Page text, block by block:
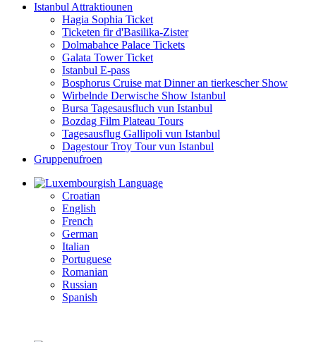
Istanbul Attraktiounen
Hagia Sophia Ticket
Ticketen fir d'Basilika-Zister
Dolmabahce Palace Tickets
Galata Tower Ticket
Istanbul E-pass
Bosphorus Cruise mat Dinner an tierkescher Show
Wirbelnde Derwische Show Istanbul
Bursa Tagesausfluch vun Istanbul
Bozdag Film Plateau Tours
Tagesausflug Gallipoli vun Istanbul
Dagestour Troy Tour vun Istanbul
Gruppenufroen
Language
Croatian
English
French
German
Italian
Portuguese
Romanian
Russian
Spanish